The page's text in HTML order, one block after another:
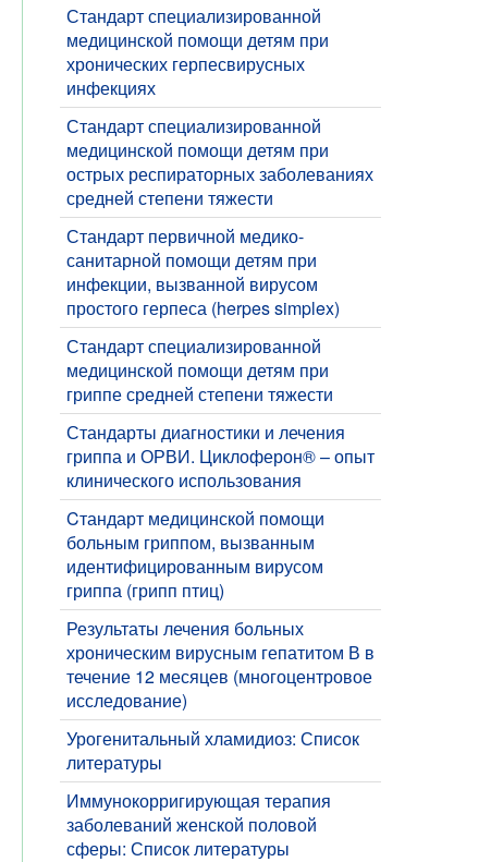
Стандарт специализированной
медицинской помощи детям при
хронических герпесвирусных
инфекциях
Стандарт специализированной
медицинской помощи детям при
острых респираторных заболеваниях
средней степени тяжести
Стандарт первичной медико-
санитарной помощи детям при
инфекции, вызванной вирусом
простого герпеса (herpes simplex)
Стандарт специализированной
медицинской помощи детям при
гриппе средней степени тяжести
Стандарты диагностики и лечения
гриппа и ОРВИ. Циклоферон® – опыт
клинического использования
Cтандарт медицинской помощи
больным гриппом, вызванным
идентифицированным вирусом
гриппа (грипп птиц)
Результаты лечения больных
хроническим вирусным гепатитом В в
течение 12 месяцев (многоцентровое
исследование)
Урогенитальный хламидиоз: Список
литературы
Иммунокорригирующая терапия
заболеваний женской половой
сферы: Список литературы